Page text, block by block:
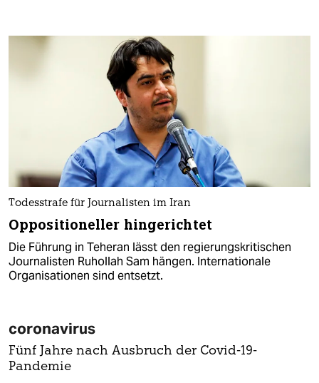
Todesstrafe für Journalisten im Iran
Oppositioneller hingerichtet
Die Führung in Teheran lässt den regierungskritischen
Journalisten Ruhollah Sam hängen. Internationale
Organisationen sind entsetzt.
coronavirus
Fünf Jahre nach Ausbruch der Covid-19-
Pandemie